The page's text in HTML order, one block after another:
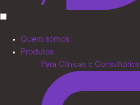
Quem somos
Produtos
Para Clínicas e Consultórios